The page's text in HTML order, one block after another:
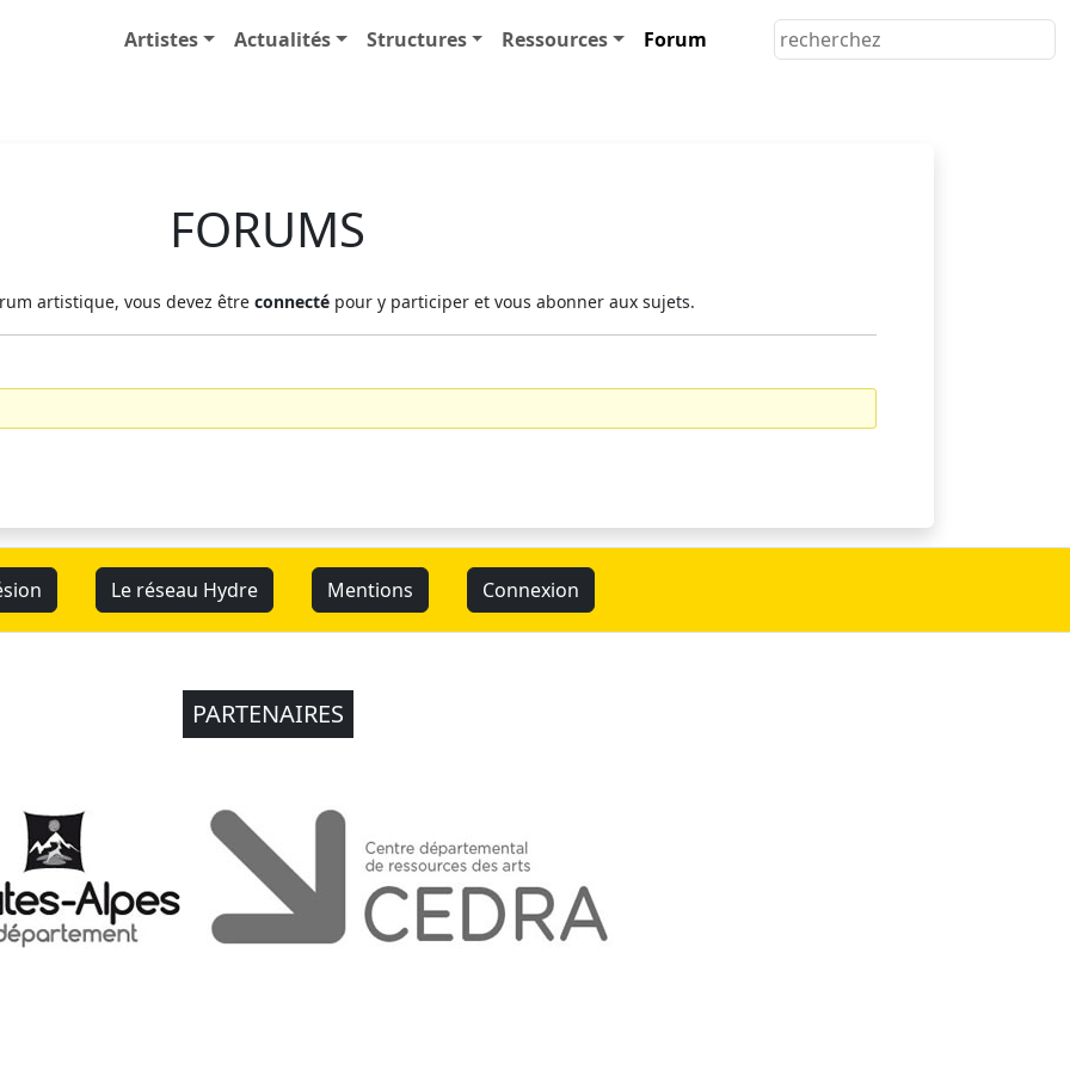
Artistes Actualités Structures Ressources Forum
FORUMS
artistique, vous devez être connecté pour y participer et vous abonner aux sujets.
Le réseau Hydre Mentions Connexion
PARTENAIRES